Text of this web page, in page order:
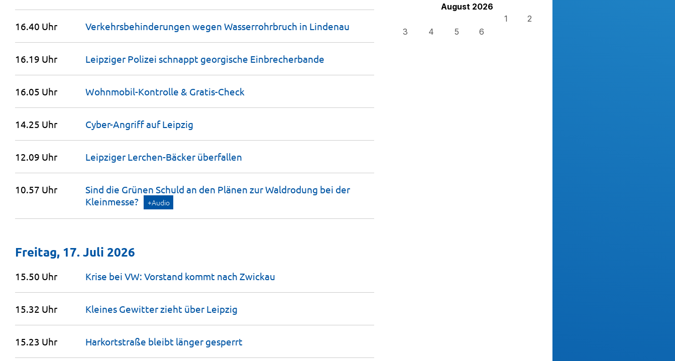
August 2026
1
2
3
4 5 6
16.40 Uhr Verkehrsbehinderungen wegen Wasserrohrbruch in Lindenau
16.19 Uhr Leipziger Polizei schnappt georgische Einbrecherbande
16.05 Uhr Wohnmobil-Kontrolle & Gratis-Check
14.25 Uhr Cyber-Angriff aufLeipzig
12.09 Uhr Leipziger Lerchen-Bäcker überfallen
10.57 Uhr
Sind die Grünen Schuld an den Plänen zur Waldrodung bei der
Kleinmesse?
+Audio
Freitag, 17. Juli 2026
15.50 Uhr Krise bei VW: Vorstand kommt nach Zwickau
15.32 Uhr Kleines Gewitter zieht über Leipzig
15.23 Uhr Harkortstraße bleibt länger gesperrt